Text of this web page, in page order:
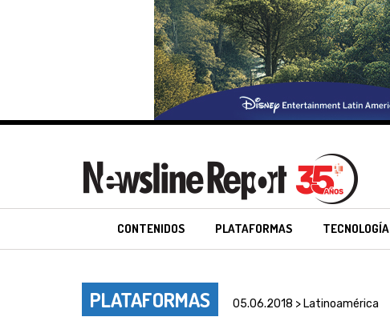
CONTENIDOS PLATAFORMAS TECNOLOGÍA
PLATAFORMAS 05.06.2018 > Latinoamérica